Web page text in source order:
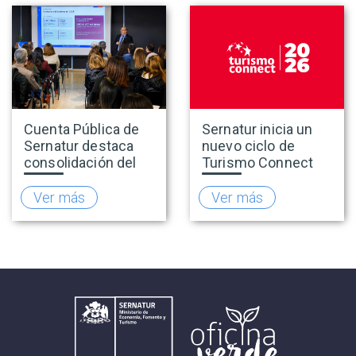
Cuenta Pública de
Sernatur destaca
consolidación del
turismo en 2025 y
presenta hoja de
ruta para fortalecer
la competitividad
Ver más
Sernatur inicia un
nuevo ciclo de
Turismo Connect
para fortalecer la
inteligencia de
mercado de la
industria turística
Ver más